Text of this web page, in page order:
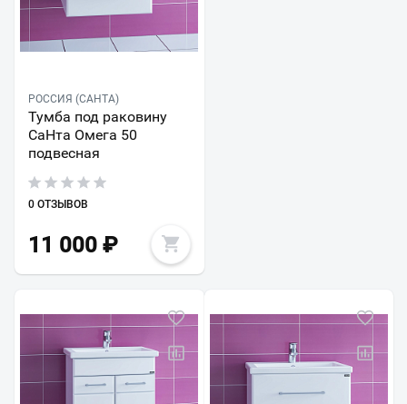
РОССИЯ (САНТА)
Тумба под раковину
СаНта Омега 50
подвесная
0 ОТЗЫВОВ
11 000 ₽